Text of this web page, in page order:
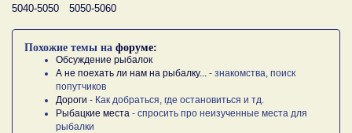
5040-5050
5050-5060
Похожие темы на форуме:
Обсуждение рыбалок
А не поехать ли нам на рыбалку...
- знакомства, поиск
попутчиков
Дороги - Как добраться, где остановиться и тд.
Рыбацкие места - спросить про неизученные места для
рыбалки